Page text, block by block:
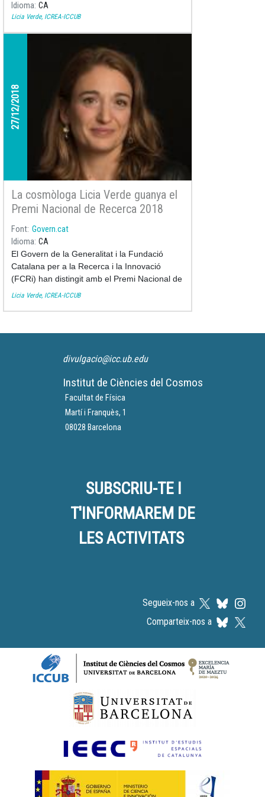
Idioma CA
Licia Verde, ICREA-ICCUB
27/12/2018
La cosmòloga Licia Verde guanya el
Premi Nacional de Recerca 2018
Font Govern.cat
Idioma CA
El Govern de la Generalitat i la Fundació
Catalana per a la Recerca i la Innovació
(FCRi) han distingit amb el Premi Nacional de
Recerca 2018 la cosmòloga i astrofísica
Licia Verde, ICREA-ICCUB
divulgacio@icc.ub.edu
Institut de Ciències del Cosmos
Facultat de Física
Martí i Franquès, 1
08028 Barcelona
SUBSCRIU-TE I
T'INFORMAREM DE
LES ACTIVITATS
Segueix-nos a
Comparteix-nos a
Logos footer